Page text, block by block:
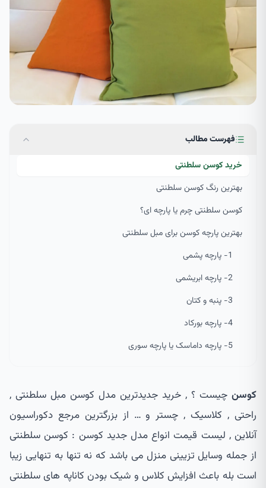
فهرست مطالب
خرید کوسن سلطنتی
بهترین رنگ کوسن سلطنتی
کوسن سلطنتی چرم یا پارچه ای؟
بهترین پارچه کوسن برای مبل سلطنتی
1- پارچه پشمی
2- پارچه ابریشمی
3- پنبه و کتان
4- پارچه بورکاد
5- پارچه داماسک یا پارچه سوری
کوسن چیست ؟ , خرید جدیدترین مدل کوسن مبل سلطنتی ,
راحتی , کلاسیک , چستر و … از بزرگترین مرجع دکوراسیون
آنلاین , لیست قیمت انواع مدل جدید کوسن : کوسن سلطنتی
از جمله وسایل تزیینی منزل می باشد که نه تنها به تنهایی زیبا
است بله باعث افزایش کلاس و شیک بودن کاناپه های سلطنتی